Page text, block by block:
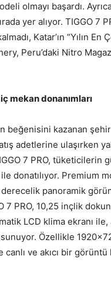
olmayı başardı.
yer alıyor. TIGGO 7
Katar’ın “Yılın
Peru’daki Nitro
mekan donanımları
beğenisini kazanan
adetlerine ulaşırken
7 PRO, tüketicilerin
donatılıyor. Premium
panoramik
7 PRO, 10,25 inçlik
LCD klima ekranı
Özellikle
canlı ve akıcı bir